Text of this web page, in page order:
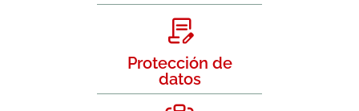
Protección de
datos